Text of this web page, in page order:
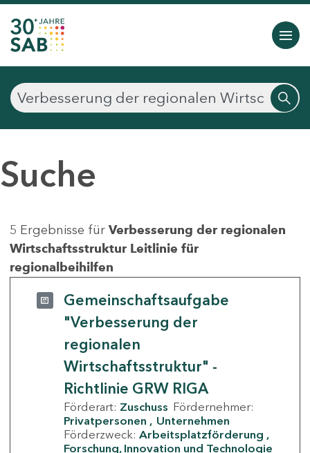
Suche
5 Ergebnisse für Verbesserung der regionalen
Wirtschaftsstruktur Leitlinie für
regionalbeihilfen
Gemeinschaftsaufgabe
"Verbesserung der
regionalen
Wirtschaftsstruktur" -
Richtlinie GRW RIGA
Förderart: Zuschuss Fördernehmer:
Privatpersonen
Unternehmen
Förderzweck: Arbeitsplatzförderung
Forschung, Innovation und Technologie